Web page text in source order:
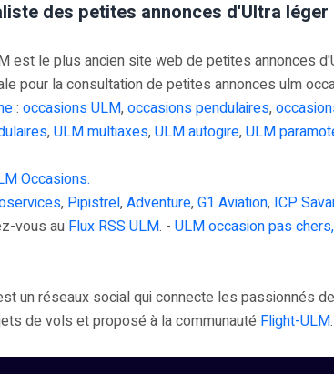
des petites annonces d'Ultra
est le plus ancien site web de petites annonces
pour la consultation de petites annonces ulm
: occasions ULM,occasions pendulaires,
,ULM multiaxes,ULM autogire,ULM
Occasions.
, Pipistrel,Adventure,G1 Aviation, ICP
vous au Flux RSS ULM. - ULM occasion pas chers,
un réseaux social qui connecte les passionnés
de vols et proposé à la communauté Flight-ULM.